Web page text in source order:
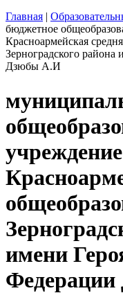
Главная |
бюджетное
Красноармейская
Зерноградского
Дзюбы А.И
учреждение
имени